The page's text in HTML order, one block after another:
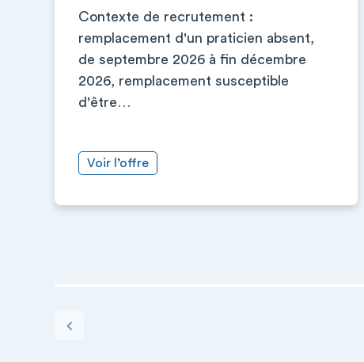
Contexte de recrutement :
remplacement d'un praticien absent,
de septembre 2026 à fin décembre
2026, remplacement susceptible
d'être…
Voir l’offre
PAGINATION
Page précédente